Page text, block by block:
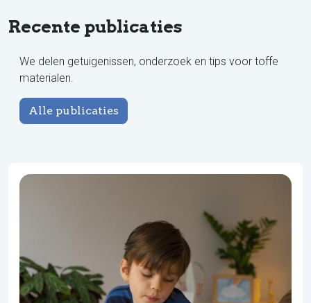
Recente publicaties
We delen getuigenissen, onderzoek en tips voor toffe
materialen.
Alle publicaties